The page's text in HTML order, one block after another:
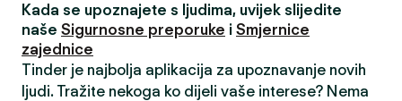
Kada se upoznajete s ljudima, uvijek slijedite
naše Sigurnosne preporuke i Smjernice
zajednice
Tinder je najbolja aplikacija za upoznavanje novih
ljudi. Tražite nekoga ko dijeli vaše interese? Nema